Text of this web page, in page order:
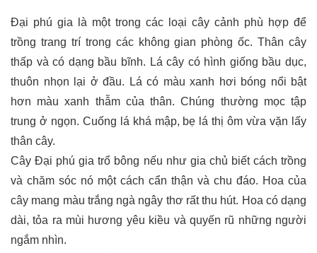
Đại phú gia là một trong các loại cây cảnh phù hợp để
trồng trang trí trong các không gian phòng ốc. Thân cây
thấp và có dạng bầu bĩnh. Lá cây có hình giống bầu dục,
thuôn nhọn lại ở đầu. Lá có màu xanh hơi bóng nổi bật
hơn màu xanh thẫm của thân. Chúng thường mọc tập
trung ở ngọn. Cuống lá khá mập, bẹ lá thị ôm vừa vặn lấy
thân cây.
Cây Đại phú gia trổ bông nếu như gia chủ biết cách trồng
và chăm sóc nó một cách cẩn thận và chu đáo. Hoa của
cây mang màu trắng ngà ngây thơ rất thu hút. Hoa có dạng
dài, tỏa ra mùi hương yêu kiều và quyến rũ những người
ngắm nhìn.